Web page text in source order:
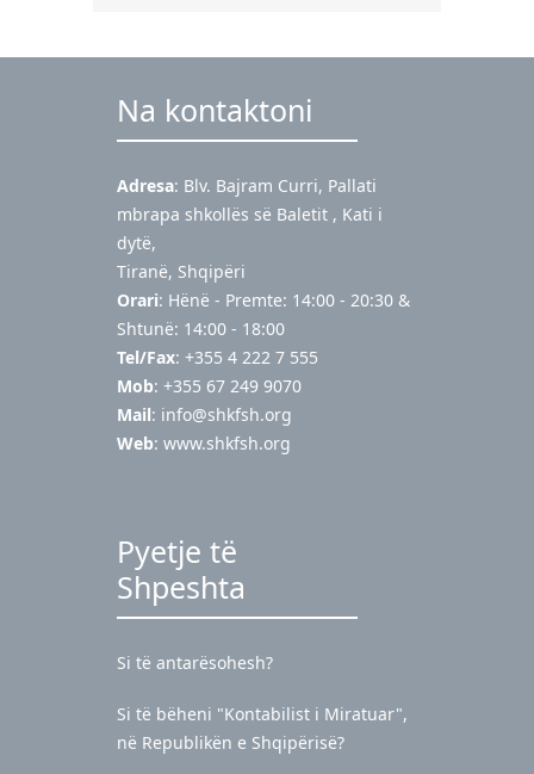
Na kontaktoni
Adresa: Blv. Bajram Curri, Pallati
mbrapa shkollës së Baletit , Kati i
dytë,
Tiranë, Shqipëri
Orari: Hënë - Premte: 14:00 - 20:30 &
Shtunë: 14:00 - 18:00
Tel/Fax: +355 4 222 7 555
Mob: +355 67 249 9070
Mail: info@shkfsh.org
Web: www.shkfsh.org
Pyetje të
Shpeshta
Si të antarësohesh?
Si të bëheni "Kontabilist i Miratuar",
në Republikën e Shqipërisë?